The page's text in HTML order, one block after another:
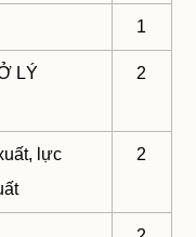
1
LÝ
2
lực
2